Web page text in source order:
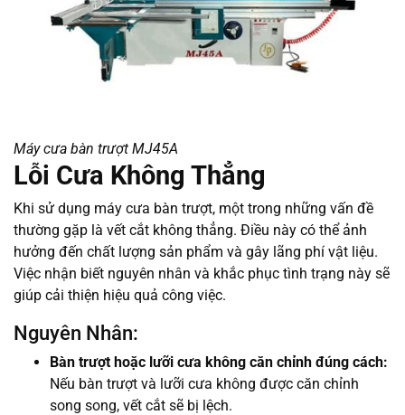
Máy cưa bàn trượt MJ45A
Lỗi Cưa Không Thẳng
Khi sử dụng máy cưa bàn trượt, một trong những vấn đề
thường gặp là vết cắt không thẳng. Điều này có thể ảnh
hưởng đến chất lượng sản phẩm và gây lãng phí vật liệu.
Việc nhận biết nguyên nhân và khắc phục tình trạng này sẽ
giúp cải thiện hiệu quả công việc.
Nguyên Nhân:
Bàn trượt hoặc lưỡi cưa không căn chỉnh đúng cách:
Nếu bàn trượt và lưỡi cưa không được căn chỉnh
song song, vết cắt sẽ bị lệch.